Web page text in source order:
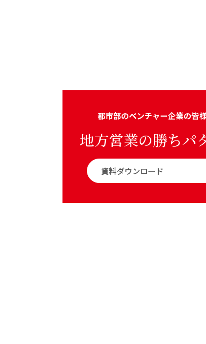
都市部のベンチャー企業の皆
地方営業の勝ちパ
資料ダウンロード